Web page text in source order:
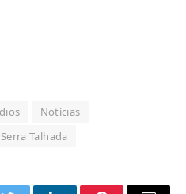
Notícias
Serra Talhada